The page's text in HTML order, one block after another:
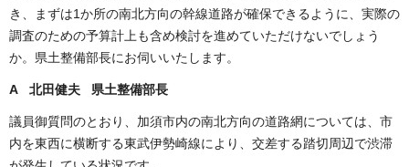
き、まずは1か所の南北方向の幹線道路が確保できるように、実際の
調査のための予算計上も含め検討を進めていただけないでしょう
か。県土整備部長にお伺いいたします。
A 北田健夫 県土整備部長
議員御質問のとおり、加須市内の南北方向の道路網については、市
内を東西に横断する東武伊勢崎線により、交差する踏切周辺で渋滞